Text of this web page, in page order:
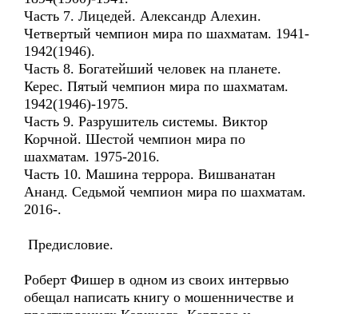
Часть 7. Лицедей. Александр Алехин.
Четвертый чемпион мира по шахматам. 1941-
1942(1946).
Часть 8. Богатейший человек на планете.
Керес. Пятый чемпион мира по шахматам.
1942(1946)-1975.
Часть 9. Разрушитель системы. Виктор
Корчной. Шестой чемпион мира по
шахматам. 1975-2016.
Часть 10. Машина террора. Вишванатан
Ананд. Седьмой чемпион мира по шахматам.
2016-.
Предисловие.
Роберт Фишер в одном из своих интервью
обещал написать книгу о мошенничестве и